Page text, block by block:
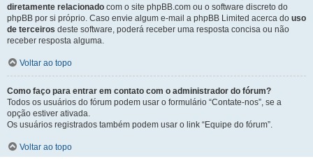
diretamente relacionado com o site phpBB.com ou o software discreto do
phpBB por si próprio. Caso envie algum e-mail a phpBB Limited acerca do uso
de terceiros deste software, poderá receber uma resposta concisa ou não
receber resposta alguma.
Voltar ao topo
Como faço para entrar em contato com o administrador do fórum?
Todos os usuários do fórum podem usar o formulário “Contate-nos”, se a
opção estiver ativada.
Os usuários registrados também podem usar o link “Equipe do fórum”.
Voltar ao topo